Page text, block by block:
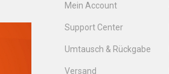
Mein Account
Support Center
Umtausch & Rückgabe
Versand